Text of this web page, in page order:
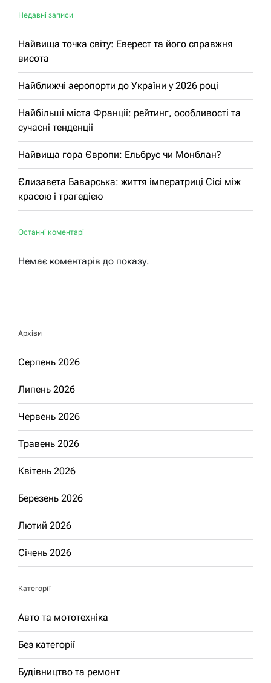
Недавні записи
Найвища точка світу: Еверест та його справжня
висота
Найближчі аеропорти до України у 2026 році
Найбільші міста Франції: рейтинг, особливості та
сучасні тенденції
Найвища гора Європи: Ельбрус чи Монблан?
Єлизавета Баварська: життя імператриці Сісі між
красою і трагедією
Останні коментарі
Немає коментарів до показу.
Архіви
Серпень 2026
Липень 2026
Червень 2026
Травень 2026
Квітень 2026
Березень 2026
Лютий 2026
Січень 2026
Категорії
Авто та мототехніка
Без категорії
Будівництво та ремонт